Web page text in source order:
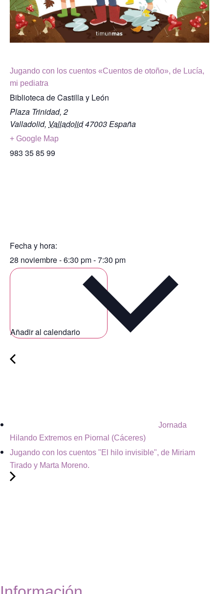
Jugando con los cuentos «Cuentos de otoño», de Lucía,
mi pediatra
Biblioteca de Castilla y León
Plaza Trinidad, 2
Valladolid, Valladolid47003España
+ Google Map
983 35 85 99
Fecha y hora:
28 noviembre-6:30 pm-7:30 pm
Añadir al calendario
Jornada
Hilando Extremos en Piornal (Cáceres)
Jugando con los cuentos "El hilo invisible", de Miriam
Tirado y Marta Moreno.